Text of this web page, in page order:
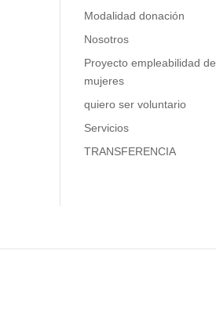
Modalidad donación
Nosotros
Proyecto empleabilidad de
mujeres
quiero ser voluntario
Servicios
TRANSFERENCIA